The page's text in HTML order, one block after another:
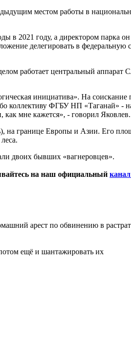
местом работы в
в 2021 году, а директором парка
делегировать в федеральную
работает центральный аппарат
инициатива». На соискание
коллективу ФГБУ НП «Таганай» -
мне кажется», - говорил Яковлев.
на границе Европы и Азии. Его
двоих бывших «вагнеровцев».
на наш официальный
арест по обвинению в
ещё и шантажировать их